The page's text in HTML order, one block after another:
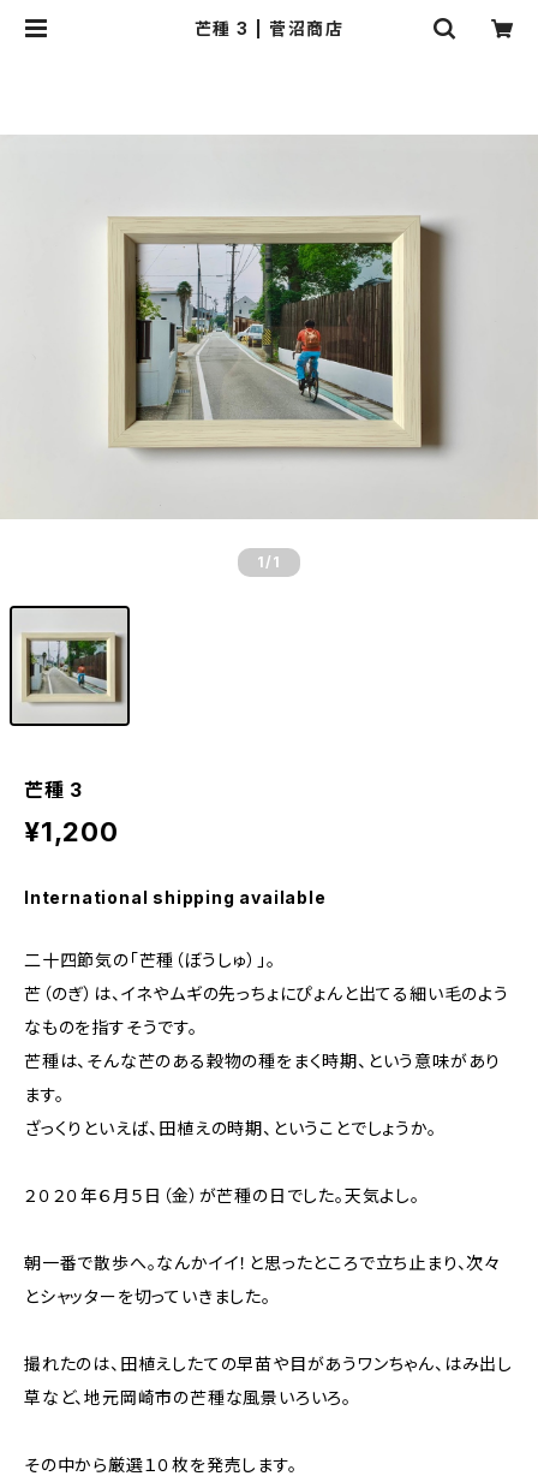
芒種 3 | 菅沼商店
1 /1
芒種 3
¥1,200
International shipping available
二十四節気の「芒種（ぼうしゅ）」。
芒（のぎ）は、イネやムギの先っちょにぴょんと出てる細い毛のよう
なものを指すそうです。
芒種は、そんな芒のある穀物の種をまく時期、という意味があり
ます。
ざっくりといえば、田植えの時期、ということでしょうか。
２０２０年６月５日（金）が芒種の日でした。天気よし。
朝一番で散歩へ。なんかイイ！と思ったところで立ち止まり、次々
とシャッターを切っていきました。
撮れたのは、田植えしたての早苗や目があうワンちゃん、はみ出し
草など、地元岡崎市の芒種な風景いろいろ。
その中から厳選１０枚を発売します。